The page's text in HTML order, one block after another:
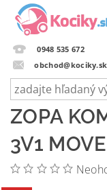
0948 535 672
obchod@kociky.sk
ZOPA
3V1